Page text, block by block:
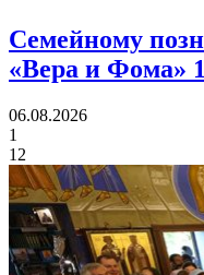
Семейному
«Вера и Фома»
06.08.2026
1
12